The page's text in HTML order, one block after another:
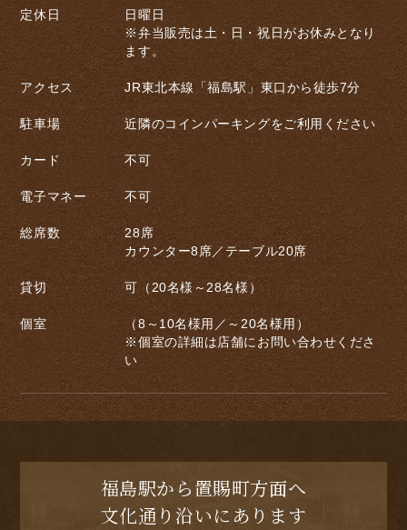
定休日
日曜日
※弁当販売は土・日・祝日がお休みとなり
ます。
アクセス JR東北本線「福島駅」東口から徒歩7分
駐車場 近隣のコインパーキングをご利用ください
カード 不可
電子マネー 不可
総席数
28席
カウンター8席／テーブル20席
貸切 可（20名様～28名様）
個室
（8～10名様用／～20名様用）
※個室の詳細は店舗にお問い合わせくださ
い
福島駅から置賜町方面へ
文化通り沿いにあります